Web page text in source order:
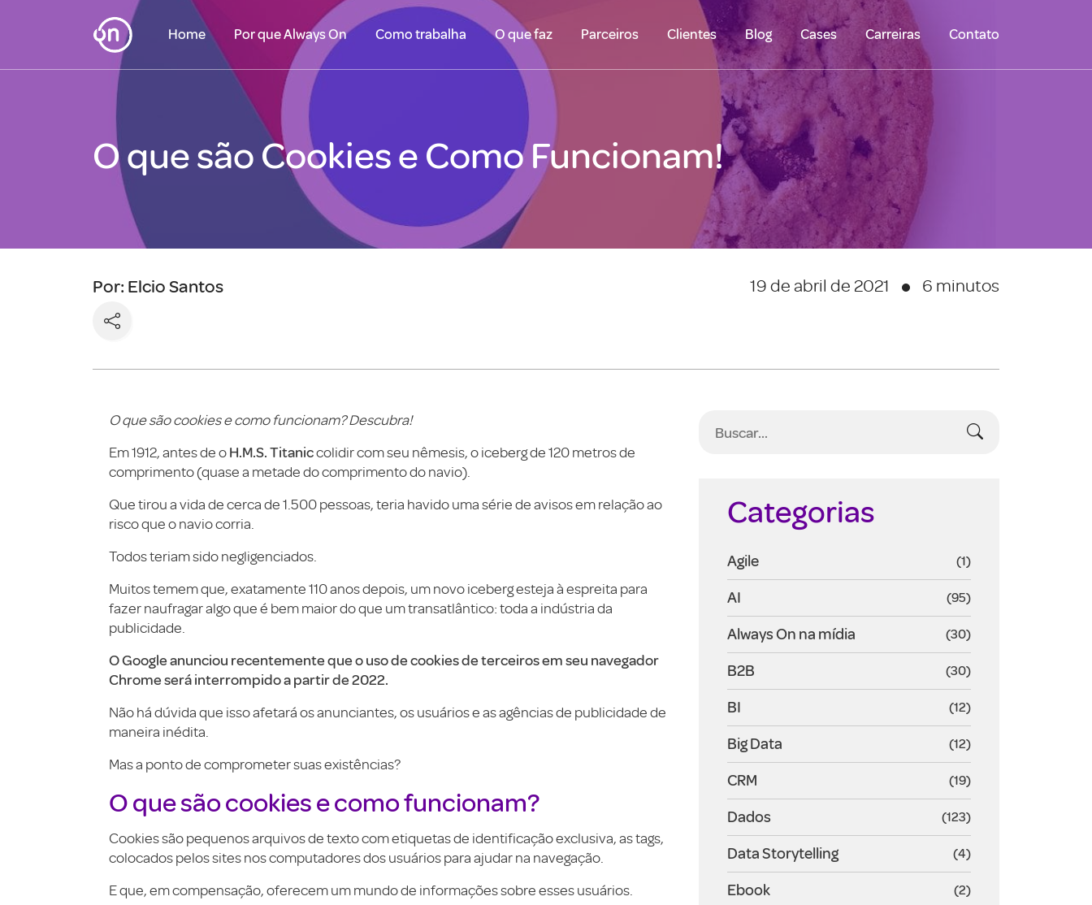
Home Por que Always On Como trabalha O que faz Parceiros Clientes Blog Cases Carreiras Contato
O que são Cookies e Como Funcionam!
Por: Elcio Santos 19 de abril de 2021 6 minutos
O que são cookies e como funcionam? Descubra!
Em 1912, antes de o H.M.S. Titaniccolidir com seu nêmesis, o iceberg de 120 metros de
comprimento (quase a metade do comprimento do navio).
Que tirou a vida de cerca de 1.500 pessoas, teria havido uma série de avisos em relação ao
risco que o navio corria.
Todos teriam sido negligenciados.
Muitos temem que, exatamente 110 anos depois, um novo iceberg esteja à espreita para
fazer naufragar algo que é bem maior do que um transatlântico: toda a indústria da
publicidade.
O Google anunciou recentemente que o uso de cookies de terceiros em seu navegador
Chrome será interrompido a partir de 2022.
Não há dúvida que isso afetará os anunciantes, os usuários e as agências de publicidade de
maneira inédita.
Mas a ponto de comprometer suas existências?
O que são cookies e como funcionam?
Cookies são pequenos arquivos de texto com etiquetas de identificação exclusiva, as tags,
colocados pelos sites nos computadores dos usuários para ajudar na navegação.
E que, em compensação, oferecem um mundo de informações sobre esses usuários.
Categorias
Agile (1)
AI (95)
Always On na mídia (30)
B2B (30)
BI (12)
Big Data (12)
CRM (19)
Dados (123)
Data Storytelling (4)
Ebook (2)